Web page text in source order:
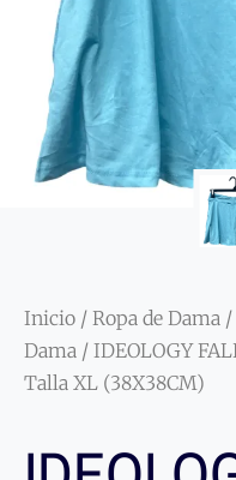
Inicio / Ropa de Dama /
Dama / IDEOLOGY
Talla XL (38X38CM)